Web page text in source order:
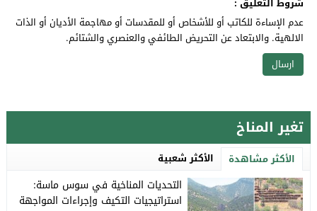
عدم الإساءة للكاتب أو للأشخاص أو للمقدسات أو مهاجمة الأديان أو الذات
الالهية. والابتعاد عن التحريض الطائفي والعنصري والشتائم.
تغير المناخ
الأكثر مشاهدة الأكثر شعبية
التحديات المناخية في سوس ماسة:
استراتيجيات التكيف وإجراءات المواجهة